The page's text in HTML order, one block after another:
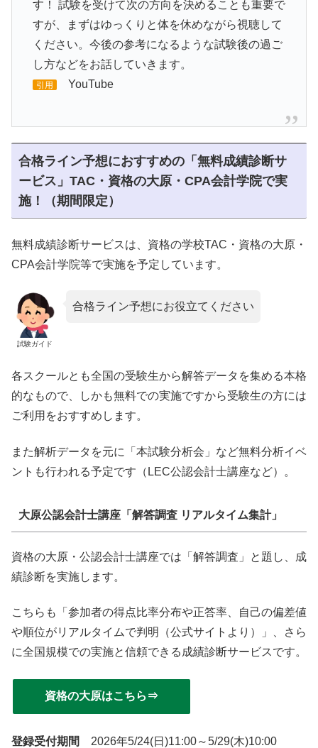
す！ 試験を受けて次の方向を決めることも重要で
すが、まずはゆっくりと体を休めながら視聴して
ください。今後の参考になるような試験後の過ご
し方などをお話していきます。
引用 YouTube
合格ライン予想におすすめの「無料成績診断サ
ービス」TAC・資格の大原・CPA会計学院で実
施！（期間限定）
無料成績診断サービスは、資格の学校TAC・資格の大原・
CPA会計学院等で実施を予定しています。
試験ガイド
合格ライン予想にお役立てください
各スクールとも全国の受験生から解答データを集める本格
的なもので、しかも無料での実施ですから受験生の方には
ご利用をおすすめします。
また解析データを元に「本試験分析会」など無料分析イベ
ントも行われる予定です（LEC公認会計士講座など）。
大原公認会計士講座「解答調査 リアルタイム集計」
資格の大原・公認会計士講座では「解答調査」と題し、成
績診断を実施します。
こちらも「参加者の得点比率分布や正答率、自己の偏差値
や順位がリアルタイムで判明（公式サイトより）」、さら
に全国規模での実施と信頼できる成績診断サービスです。
資格の大原はこちら⇒
登録受付期間
2026年5/24(日)11:00～5/29(木)10:00